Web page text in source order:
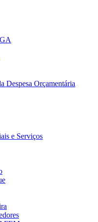
Despesa Orçamentária
e Serviços